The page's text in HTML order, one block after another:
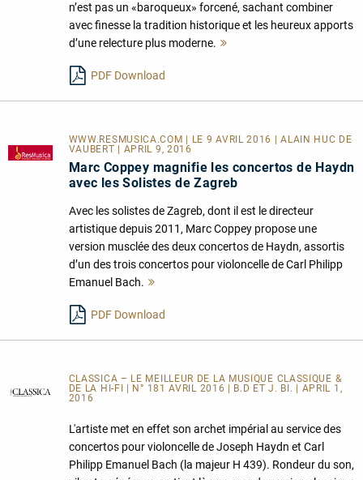
n’est pas un «baroqueux» forcené, sachant combiner
avec finesse la tradition historique et les heureux apports
d’une relecture plus moderne.
PDF Download
WWW.RESMUSICA.COM | LE 9 AVRIL 2016 | ALAIN HUC DE
VAUBERT | APRIL 9, 2016
Marc Coppey magnifie les concertos de Haydn
avec les Solistes de Zagreb
Avec les solistes de Zagreb, dont il est le directeur
artistique depuis 2011, Marc Coppey propose une
version musclée des deux concertos de Haydn, assortis
d’un des trois concertos pour violoncelle de Carl Philipp
Emanuel Bach.
PDF Download
CLASSICA – LE MEILLEUR DE LA MUSIQUE CLASSIQUE &
DE LA HI-FI | N° 181 AVRIL 2016 | B.D ET J. BI. | APRIL 1,
2016
L'artiste met en effet son archet impérial au service des
concertos pour violoncelle de Joseph Haydn et Carl
Philipp Emanuel Bach (la majeur H 439). Rondeur du son,